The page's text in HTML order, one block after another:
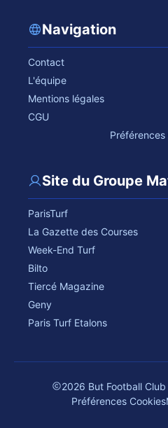
Navigation
Contact
L'équipe
Mentions légales
CGU
Préférences
Site du Groupe
ParisTurf
La Gazette des Courses
Week-End Turf
Bilto
Tiercé Magazine
Geny
Paris Turf Etalons
2026 But Football
Préférences Cookies